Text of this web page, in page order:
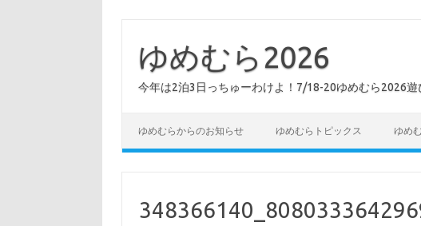
ゆめむら2026
今年は2泊3日っちゅーわけよ！7/18-20ゆめむら2026遊
ゆめむらからのお知らせ ゆめむらトピックス ゆめ